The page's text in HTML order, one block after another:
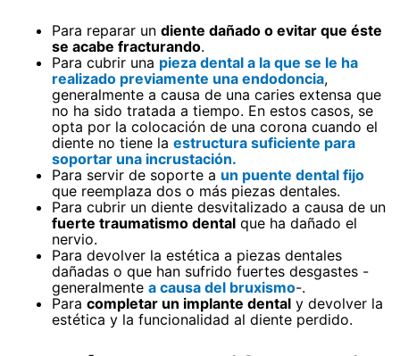
Para reparar un diente dañado o evitar que éste
se acabe fracturando.
Para cubrir una pieza dental a la que se le ha
realizado previamente una endodoncia,
generalmente a causa de una caries extensa que
no ha sido tratada a tiempo. En estos casos, se
opta por la colocación de una corona cuando el
diente no tiene la estructura suficiente para
soportar una incrustación.
Para servir de soporte a un puente dental fijo
que reemplaza dos o más piezas dentales.
Para cubrir un diente desvitalizado a causa de un
fuerte traumatismo dental que ha dañado el
nervio.
Para devolver la estética a piezas dentales
dañadas o que han sufrido fuertes desgastes -
generalmente a causa del bruxismo-.
Para completar un implante dental y devolver la
estética y la funcionalidad al diente perdido.